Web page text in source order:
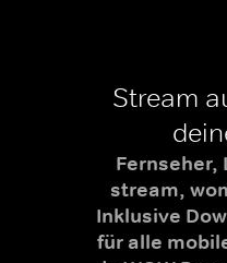
Stream
Fernseher,
stream,
Inklusive
für alle